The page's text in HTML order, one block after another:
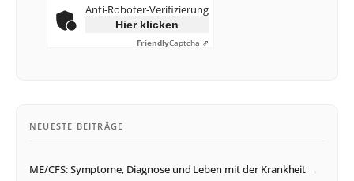
Anti-Roboter-Verifizierung
Hier klicken
FriendlyCaptcha ⇗
NEUESTE BEITRÄGE
ME/CFS: Symptome, Diagnose und Leben mit der Krankheit